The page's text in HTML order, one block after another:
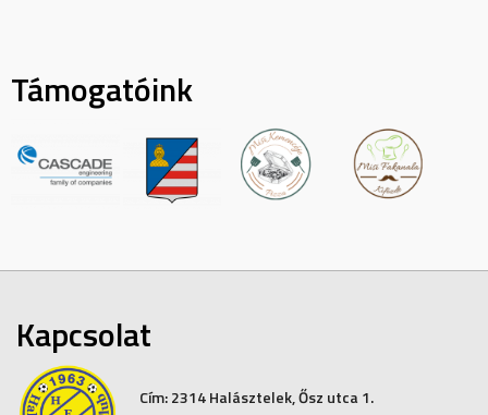
Támogatóink
Kapcsolat
Cím:2314 Halásztelek, Ősz utca 1.